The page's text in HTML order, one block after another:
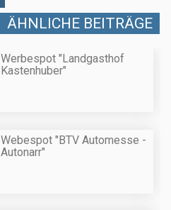
ÄHNLICHE BEITRÄGE
Werbespot "Landgasthof
Kastenhuber"
Webespot "BTV Automesse -
Autonarr"